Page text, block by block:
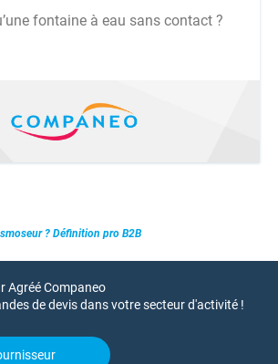
fontaine à eau sans contact ?
? Définition pro B2B
Agréé Companeo
de devis dans votre secteur d'activité !